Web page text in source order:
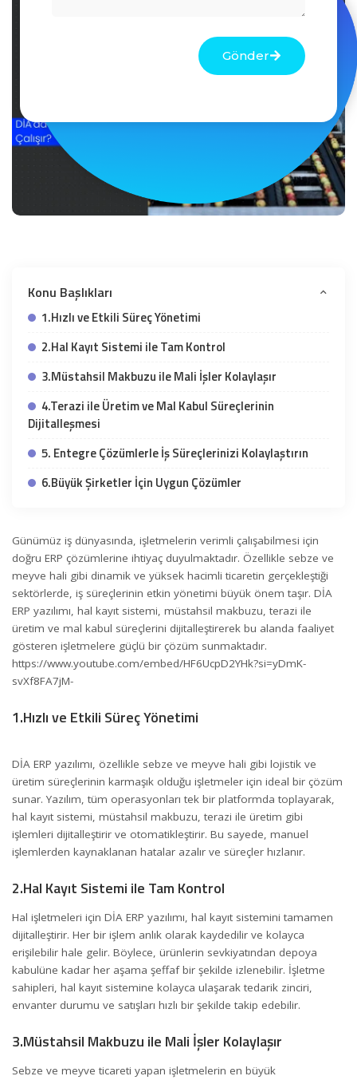
Konu Başlıkları
1.Hızlı ve Etkili Süreç Yönetimi
2.Hal Kayıt Sistemi ile Tam Kontrol
3.Müstahsil Makbuzu ile Mali İşler Kolaylaşır
4.Terazi ile Üretim ve Mal Kabul Süreçlerinin
Dijitalleşmesi
5. Entegre Çözümlerle İş Süreçlerinizi Kolaylaştırın
6.Büyük Şirketler İçin Uygun Çözümler
Günümüz iş dünyasında, işletmelerin verimli çalışabilmesi için
doğru ERP çözümlerine ihtiyaç duyulmaktadır. Özellikle sebze ve
meyve hali gibi dinamik ve yüksek hacimli ticaretin gerçekleştiği
sektörlerde, iş süreçlerinin etkin yönetimi büyük önem taşır. DİA
ERP yazılımı, hal kayıt sistemi, müstahsil makbuzu, terazi ile
üretim ve mal kabul süreçlerini dijitalleştirerek bu alanda faaliyet
gösteren işletmelere güçlü bir çözüm sunmaktadır.
https://www.youtube.com/embed/HF6UcpD2YHk?si=yDmK-
svXf8FA7jM-
1.Hızlı ve Etkili Süreç Yönetimi
DİA ERP yazılımı, özellikle sebze ve meyve hali gibi lojistik ve
üretim süreçlerinin karmaşık olduğu işletmeler için ideal bir çözüm
sunar. Yazılım, tüm operasyonları tek bir platformda toplayarak,
hal kayıt sistemi, müstahsil makbuzu, terazi ile üretim gibi
işlemleri dijitalleştirir ve otomatikleştirir. Bu sayede, manuel
işlemlerden kaynaklanan hatalar azalır ve süreçler hızlanır.
2.Hal Kayıt Sistemi ile Tam Kontrol
Hal işletmeleri için DİA ERP yazılımı, hal kayıt sistemini tamamen
dijitalleştirir. Her bir işlem anlık olarak kaydedilir ve kolayca
erişilebilir hale gelir. Böylece, ürünlerin sevkiyatından depoya
kabulüne kadar her aşama şeffaf bir şekilde izlenebilir. İşletme
sahipleri, hal kayıt sistemine kolayca ulaşarak tedarik zinciri,
envanter durumu ve satışları hızlı bir şekilde takip edebilir.
3.Müstahsil Makbuzu ile Mali İşler Kolaylaşır
Sebze ve meyve ticareti yapan işletmelerin en büyük
Gönder